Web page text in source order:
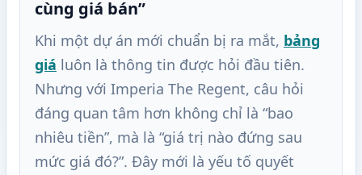
cùng giá bán”
Khi một dự án mới chuẩn bị ra mắt, bảng
giá luôn là thông tin được hỏi đầu tiên.
Nhưng với Imperia The Regent, câu hỏi
đáng quan tâm hơn không chỉ là “bao
nhiêu tiền”, mà là “giá trị nào đứng sau
mức giá đó?”. Đây mới là yếu tố quyết